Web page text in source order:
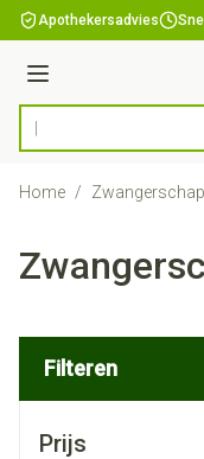
Ga naar de inhoud
Apothekersadvies
Menu
Product, merk,
Home /
Filteren
Prijs